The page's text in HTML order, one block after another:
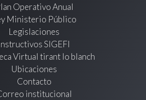
Operativo Anual
Ministerio Público
Legislaciones
SIGEFI
Virtual tirant lo blanch
Ubicaciones
Contacto
institucional